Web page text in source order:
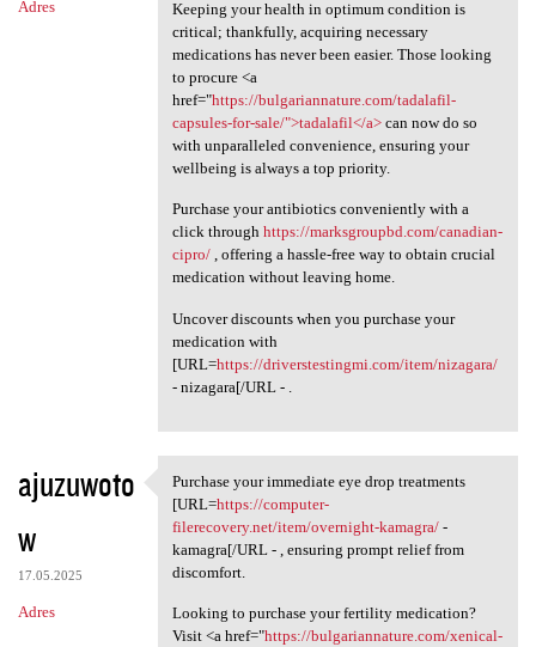
Adres
Keeping your health in optimum condition is
critical; thankfully, acquiring necessary
medications has never been easier. Those looking
to procure <a
href="https://bulgariannature.com/tadalafil-
capsules-for-sale/">tadalafil</a>can now do so
with unparalleled convenience, ensuring your
wellbeing is always a top priority.
Purchase your antibiotics conveniently with a
click through https://marksgroupbd.com/canadian-
cipro/, offering a hassle-free way to obtain crucial
medication without leaving home.
Uncover discounts when you purchase your
medication with
[URL=https://driverstestingmi.com/item/nizagara/
- nizagara[/URL - .
ajuzuwoto
w
17.05.2025
Adres
Purchase your immediate eye
Purchase your immediate eye drop treatments
[URL=https://computer-
filerecovery.net/item/overnight-kamagra/-
kamagra[/URL - , ensuring prompt relief from
discomfort.
Looking to purchase your fertility medication?
Visit <a href="https://bulgariannature.com/xenical-